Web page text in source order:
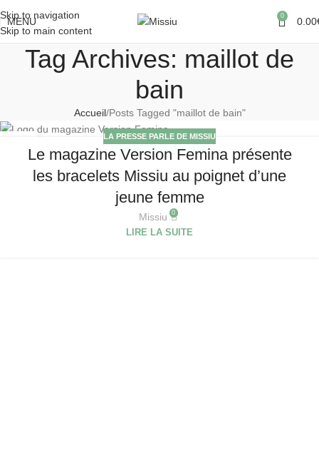
Skip to navigation
Skip to main content
MENU 0 0.00
Tag Archives: maillot de
bain
Accueil Posts Tagged "maillot de bain"
LA PRESSE PARLE DE MISSIU
Le magazine Version Femina présente
les bracelets Missiu au poignet d’une
jeune femme
Missiu 0
LIRE LA SUITE